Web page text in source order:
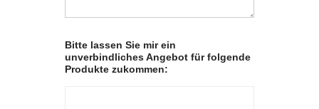
Bitte lassen Sie mir ein
unverbindliches Angebot für folgende
Produkte zukommen: